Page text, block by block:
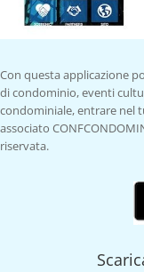
Con questa applicazione
di condominio, eventi
condominiale, entrare nel
associato
riservata.